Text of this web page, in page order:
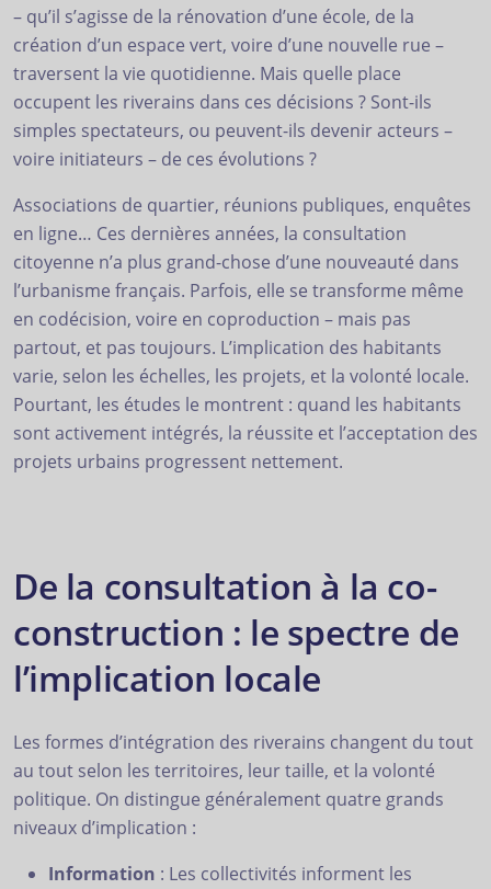
– qu’il s’agisse de la rénovation d’une école, de la
création d’un espace vert, voire d’une nouvelle rue –
traversent la vie quotidienne. Mais quelle place
occupent les riverains dans ces décisions ? Sont-ils
simples spectateurs, ou peuvent-ils devenir acteurs –
voire initiateurs – de ces évolutions ?
Associations de quartier, réunions publiques, enquêtes
en ligne… Ces dernières années, la consultation
citoyenne n’a plus grand-chose d’une nouveauté dans
l’urbanisme français. Parfois, elle se transforme même
en codécision, voire en coproduction – mais pas
partout, et pas toujours. L’implication des habitants
varie, selon les échelles, les projets, et la volonté locale.
Pourtant, les études le montrent : quand les habitants
sont activement intégrés, la réussite et l’acceptation des
projets urbains progressent nettement.
De la consultation à la co-
construction : le spectre de
l’implication locale
Les formes d’intégration des riverains changent du tout
au tout selon les territoires, leur taille, et la volonté
politique. On distingue généralement quatre grands
niveaux d’implication :
Information : Les collectivités informent les